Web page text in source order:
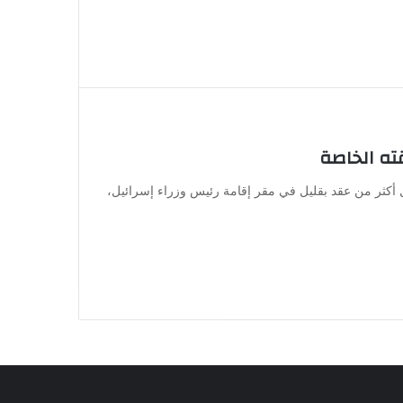
الخاصة
أكثر من عقد بقليل في مقر إقامة رئيس وزراء إسرائيل،